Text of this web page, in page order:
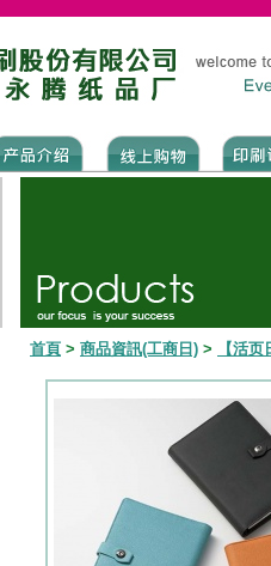
首頁 > 商品資訊(工商日) > 【活